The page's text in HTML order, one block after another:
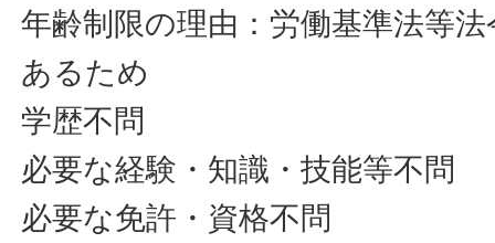
年齢制限の理由：労働基準法等
あるため
学歴不問
必要な経験・知識・技能等不問
必要な免許・資格不問